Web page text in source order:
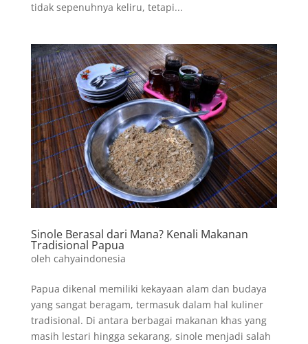
tidak sepenuhnya keliru, tetapi...
Sinole Berasal dari Mana? Kenali Makanan
Tradisional Papua
oleh cahyaindonesia
Papua dikenal memiliki kekayaan alam dan budaya
yang sangat beragam, termasuk dalam hal kuliner
tradisional. Di antara berbagai makanan khas yang
masih lestari hingga sekarang, sinole menjadi salah